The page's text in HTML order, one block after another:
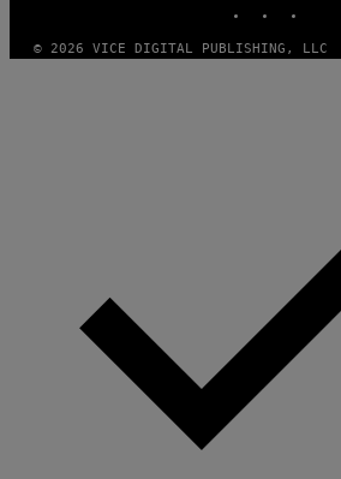
© 2026 VICE DIGITAL PUBLISHING, LLC